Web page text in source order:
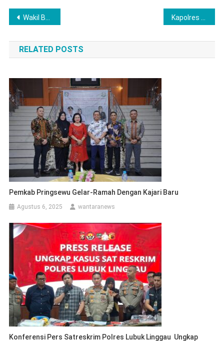
Navigasi
pos
Wakil Bupati Lampung Utara Lantik 122 Pejabat Eselon
RELATED POSTS
Pemkab Pringsewu Gelar-Ramah Dengan Kajari Baru
Agustus 6, 2025 wantaranews
Konferensi Pers Satreskrim Polres Lubuk Linggau Ungkap